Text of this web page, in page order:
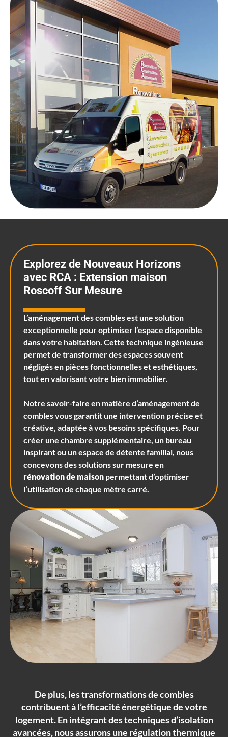
Explorez de Nouveaux Horizons
avec RCA : Extension maison
Roscoff Sur Mesure
L’aménagement des combles est une solution
exceptionnelle pour optimiser l’espace disponible
dans votre habitation. Cette technique ingénieuse
permet de transformer des espaces souvent
négligés en pièces fonctionnelles et esthétiques,
tout en valorisant votre bien immobilier.
Notre savoir-faire en matière d’aménagement de
combles vous garantit une intervention précise et
créative, adaptée à vos besoins spécifiques. Pour
créer une chambre supplémentaire, un bureau
inspirant ou un espace de détente familial, nous
concevons des solutions sur mesure en
rénovation de maison permettant d’optimiser
l’utilisation de chaque mètre carré.
De plus, les transformations de combles
contribuent à l’efficacité énergétique de votre
logement. En intégrant des techniques d’isolation
avancées, nous assurons une régulation thermique